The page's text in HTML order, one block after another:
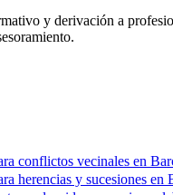
y derivación a
conflictos vecinales en
herencias y sucesiones en